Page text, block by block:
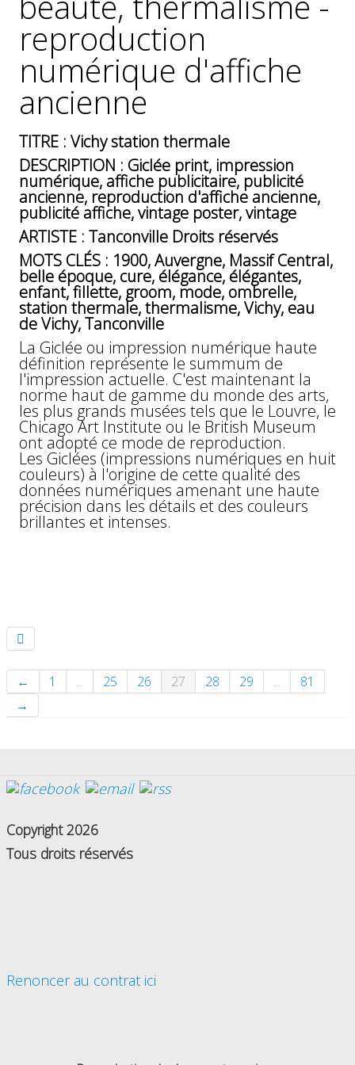
GÉNÉRALES
VENTE
MENTIONS
LÉGALES
DE
CONFIDENTIALITÉ
JALONS
POUR
UNE
HISTOIRE
L'AFFICHE
PUBLICITAIRE
FRANÇAISE
reproduction
numérique d'affiche
ancienne
TITRE : Vichy station thermale
DESCRIPTION : Giclée print, impression
numérique, affiche publicitaire, publicité
ancienne, reproduction d'affiche ancienne,
publicité affiche, vintage poster, vintage
ARTISTE : Tanconville Droits réservés
MOTS CLÉS : 1900, Auvergne, Massif Central,
belle époque, cure, élégance, élégantes,
enfant, fillette, groom, mode, ombrelle,
station thermale, thermalisme, Vichy, eau
de Vichy, Tanconville
La Giclée ou impression numérique haute
définition représente le summum de
l'impression actuelle. C'est maintenant la
norme haut de gamme du monde des arts,
les plus grands musées tels que le Louvre, le
Chicago Art Institute ou le British Museum
ont adopté ce mode de reproduction.
Les Giclées (impressions numériques en huit
couleurs) à l'origine de cette qualité des
données numériques amenant une haute
précision dans les détails et des couleurs
brillantes et intenses.
← 1 ... 25 26 27 28 29 ...
81
→
Copyright 2026
Tous droits réservés
Renoncer au contrat ici